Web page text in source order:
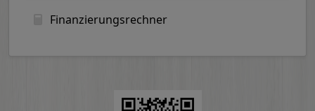
Finanzierungsrechner